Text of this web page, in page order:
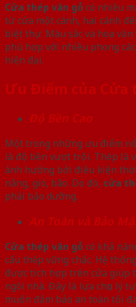
Cửa thép vân gỗ có nhiều
từ cửa một cánh, hai cánh
biệt thự. Màu sắc và hoa
phù hợp với nhiều phong
hiện đại.
Ưu Điểm của Cửa
Độ Bền Cao
Một trong những ưu điểm
là độ bền vượt trội. Thép là
ảnh hưởng bởi điều kiện
nắng, gió, bão. Do đó, cửa
phải bảo dưỡng.
An Toàn và Bảo
Cửa thép vân gỗ có khả
cấu thép vững chắc. Hệ
được tích hợp trên cửa giúp
ngôi nhà. Đây là lựa chọn lý
muốn đảm bảo an toàn tối